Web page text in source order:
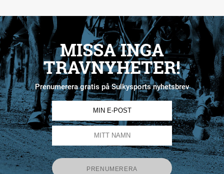
MISSA INGA
TRAVNYHETER!
Prenumerera gratis på Sulkysports nyhetsbrev